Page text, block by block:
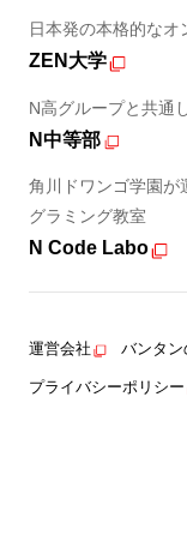
日本発の本格的なオ
ZEN大学
N高グループと共通
N中等部
角川ドワンゴ学園が
グラミング教室
N Code Labo
運営会社 バンタン
プライバシーポリシー